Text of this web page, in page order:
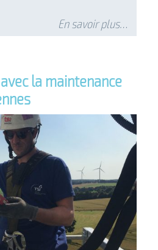
En savoir plus…
la maintenance